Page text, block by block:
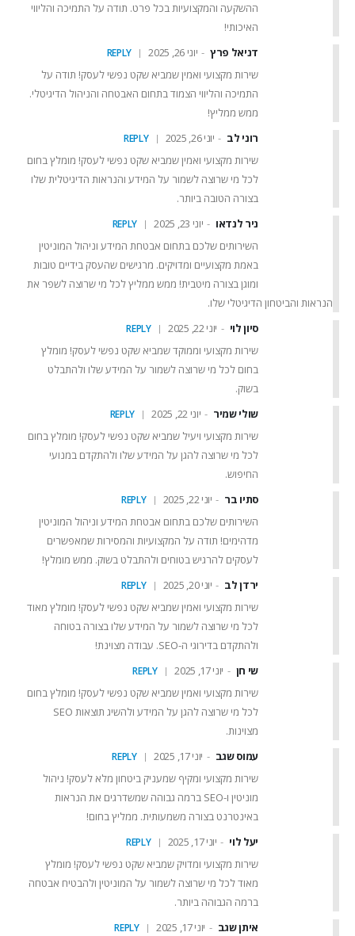
ההשקעה והמקצועיות בכל פרט. תודה על התמיכה והליווי
האיכותי!
דניאל פרץ
יוני 26, 2025 REPLY
שירות מקצועי ואמין שמביא שקט נפשי לעסק! תודה על
התמיכה והליווי הצמוד בתחום האבטחה והניהול הדיגיטלי.
ממש ממליץ!
רוני לב
יוני 26, 2025 REPLY
שירות מקצועי ואמין שמביא שקט נפשי לעסק! מומלץ בחום
לכל מי שרוצה לשמור על המידע והנראות הדיגיטלית שלו
בצורה הטובה ביותר.
ניר לנדאו
יוני 23, 2025 REPLY
השירותים שלכם בתחום אבטחת המידע וניהול המוניטין
באמת מקצועיים ומדויקים. מרגישים שהעסק בידיים טובות
ומוגן בצורה מיטבית! ממש ממליץ לכל מי שרוצה לשפר את
הנראות והביטחון הדיגיטלי שלו.
סיון לוי
יוני 22, 2025 REPLY
שירות מקצועי וממוקד שמביא שקט נפשי לעסק! מומלץ
בחום לכל מי שרוצה לשמור על המידע שלו ולהתבלט
בשוק.
שולי שמיר
יוני 22, 2025 REPLY
שירות מקצועי ויעיל שמביא שקט נפשי לעסק! מומלץ בחום
לכל מי שרוצה להגן על המידע שלו ולהתקדם במנועי
החיפוש.
סתיו בר
יוני 22, 2025 REPLY
השירותים שלכם בתחום אבטחת המידע וניהול המוניטין
מדהימים! תודה על המקצועיות והמסירות שמאפשרים
לעסקים להרגיש בטוחים ולהתבלט בשוק. ממש מומלץ!
ירדן לב
יוני 20, 2025 REPLY
שירות מקצועי ואמין שמביא שקט נפשי לעסק! מומלץ מאוד
לכל מי שרוצה לשמור על המידע שלו בצורה בטוחה
ולהתקדם בדירוגי ה-SEO. עבודה מצוינת!
שי חן
יוני 17, 2025 REPLY
שירות מקצועי ואמין שמביא שקט נפשי לעסק! מומלץ בחום
לכל מי שרוצה להגן על המידע ולהשיג תוצאות SEO
מצוינות.
עמוס שגב
יוני 17, 2025 REPLY
שירות מקצועי ומקיף שמעניק ביטחון מלא לעסק! ניהול
מוניטין ו-SEO ברמה גבוהה שמשדרגים את הנראות
באינטרנט בצורה משמעותית. ממליץ בחום!
יעל לוי
יוני 17, 2025 REPLY
שירות מקצועי ומדויק שמביא שקט נפשי לעסק! מומלץ
מאוד לכל מי שרוצה לשמור על המוניטין ולהבטיח אבטחה
ברמה הגבוהה ביותר.
איתן שגב
יוני 17, 2025 REPLY